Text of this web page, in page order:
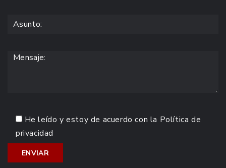
He leído y estoy de acuerdo con la Política de
privacidad